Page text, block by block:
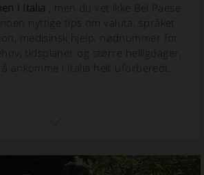
i Italia , men du vet ikke Bel Paese-
nyttige tips om valuta, språket
medisinsk hjelp, nødnummer for
tidsplaner og større helligdager,
ankomme i Italia helt uforberedt.